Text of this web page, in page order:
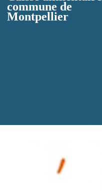
commune de
Montpellier